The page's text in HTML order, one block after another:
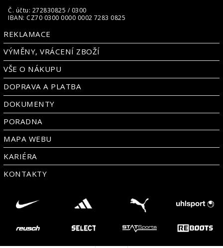
Č. účtu: 272830825 / 0300
IBAN: CZ70 0300 0000 0002 7283 0825
REKLAMACE
VÝMĚNY, VRÁCENÍ ZBOŽÍ
VŠE O NÁKUPU
DOPRAVA A PLATBA
DOKUMENTY
PORADNA
MAPA WEBU
KARIÉRA
KONTAKTY